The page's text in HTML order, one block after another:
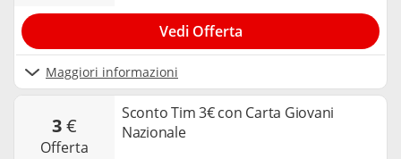
Maggiori informazioni
Vedi Offerta
3€
offerta
Sconto Tim 3€ con Carta Giovani
Nazionale